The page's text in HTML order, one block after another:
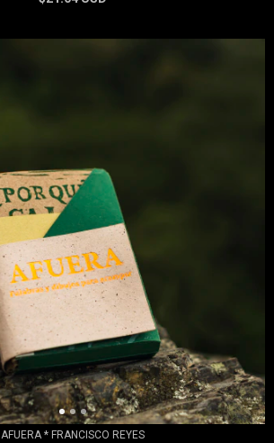
AFUERA * FRANCISCO REYES